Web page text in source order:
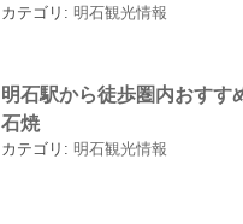
カテゴリ:明石観光情報
明石駅から徒歩圏内おすす
石焼
カテゴリ:明石観光情報